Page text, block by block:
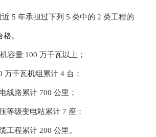
5 年承担过下列 5 类中的 2 类工程的
。
容量 100 万千瓦以上；
万千瓦机组累计 4 台；
线路累计 700 公里；
等级变电站累计 7 座；
工程累计 200 公里。